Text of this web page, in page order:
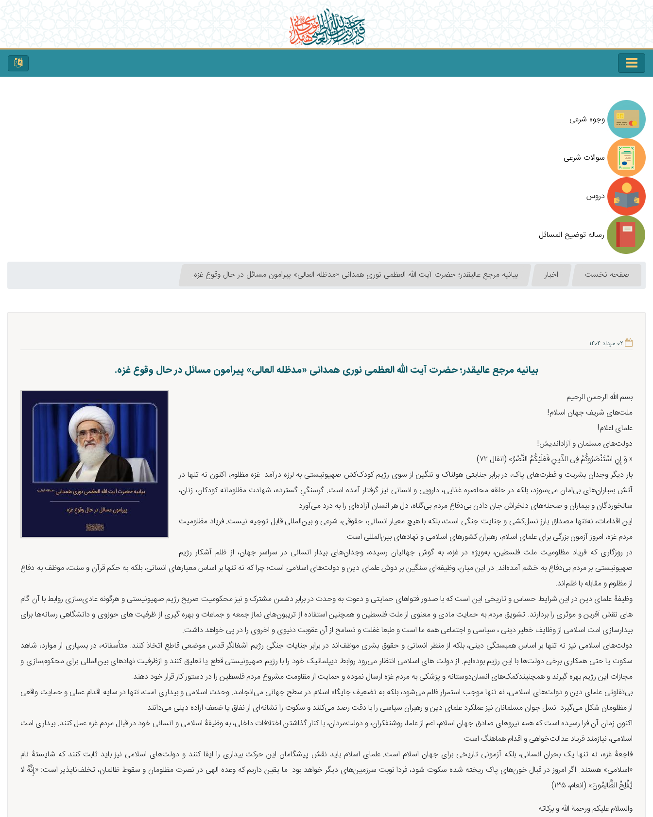
وجوه شرعی
سوالات شرعی
دروس
رساله توضیح المسائل
صفحه نخست اخبار بیانیه مرجع عالیقدر؛ حضرت آیت الله العظمی نوری همدانی «مدظله العالی» پیرامون مسائل در حال وقوع غزه.
۰۲ مرداد ۱۴۰۴
بیانیه مرجع عالیقدر؛ حضرت آیت الله العظمی نوری همدانی «مدظله العالی» پیرامون مسائل در حال وقوع غزه.
بسم الله الرحمن الرحیم
ملت‌های شریف جهان اسلام!
علمای اعلام!
دولت‌های مسلمان و آزاداندیش!
« وَ إِنِ اسْتَنْصَرُوكُمْ فِی الدِّینِ فَعَلَیْكُمُ النَّصْرُ» (انفال ۷۲)
بار دیگر وجدان بشریت و فطرت‌های پاک، در برابر جنایتی هولناک و ننگین از سوی رژیم کودک‌کش صهیونیستی به لرزه درآمد. غزه مظلوم، اکنون نه تنها در
آتش بمباران‌های بی‌امان می‌سوزد، بلکه در حلقه محاصره غذایی، دارویی و انسانی نیز گرفتار آمده است. گرسنگیِ گسترده، شهادت مظلومانه کودکان، زنان،
سالخوردگان و بیماران و صحنه‌های دلخراش جان دادن بی‌دفاع مردم بی‌گناه، دل هر انسان آزاده‌ای را به درد می‌آورد.
این اقدامات، نه‌تنها مصداق بارز نسل‌کشی و جنایت جنگی است، بلکه با هیچ معیار انسانی، حقوقی، شرعی و بین‌المللی قابل توجیه نیست. فریاد مظلومیت
مردم غزه، امروز آزمون بزرگی برای علمای اسلام، رهبران کشورهای اسلامی و نهادهای بین‌المللی است.
در روزگاری که فریاد مظلومیت ملت فلسطین، به‌ویژه در غزه، به گوش جهانیان رسیده، وجدان‌های بیدار انسانی در سراسر جهان، از ظلم آشکار رژیم
صهیونیستی بر مردم بی‌دفاع به خشم آمده‌اند. در این میان، وظیفه‌ای سنگین بر دوش علمای دین و دولت‌های اسلامی است؛ چرا که نه تنها بر اساس معیارهای انسانی، بلکه به حکم قرآن و سنت، موظف به دفاع
از مظلوم و مقابله با ظلم‌اند.
وظیفۀ علمای دین در این شرایط حساس و تاریخی این است که با صدور فتواهای حمایتی و دعوت به وحدت در برابر دشمن مشترک و نیز محکومیت صریح رژیم صهیونیستی و هرگونه عادی‌سازی روابط با آن گام
های نقش آفرین و موثری را بردارند. تشویق مردم به حمایت مادی و معنوی از ملت فلسطین و همچنین استفاده از تریبون‌های نماز جمعه و جماعات و بهره گیری از ظرفیت های حوزوی و دانشگاهی رسانه‌ها برای
بیدارسازی امت اسلامی از وظایف خطیر دینی ، سیاسی و اجتماعی همه ما است و طبعا غفلت و تسامح از آن عقوبت دنیوی و اخروی را در پی خواهد داشت.
دولت‌های اسلامی نیز نه تنها بر اساس همبستگی دینی، بلکه از منظر انسانی و حقوق بشری موظف‌اند در برابر جنایات جنگی رژیم اشغالگر قدس موضعی قاطع اتخاذ کنند. متأسفانه، در بسیاری از موارد، شاهد
سکوت یا حتی همکاری برخی دولت‌ها با این رژیم بوده‌ایم. از دولت های اسلامی انتظار می‌رود روابط دیپلماتیک خود را با رژیم صهیونیستی قطع یا تعلیق کنند و ازظرفیت نهادهای بین‌المللی برای محکوم‌سازی و
مجازات این رژیم بهره گیرند.و همچنیندکمک‌های انسان‌دوستانه و پزشکی به مردم غزه ارسال نموده و حمایت از مقاومت مشروع مردم فلسطین را در دستور کار قرار خود دهند.
بی‌تفاوتی علمای دین و دولت‌های اسلامی، نه تنها موجب استمرار ظلم می‌شود، بلکه به تضعیف جایگاه اسلام در سطح جهانی می‌انجامد. وحدت اسلامی و بیداری امت، تنها در سایه اقدام عملی و حمایت واقعی
از مظلومان شکل می‌گیرد. نسل جوان مسلمانان نیز عملکرد علمای دین و رهبران سیاسی را با دقت رصد می‌کنند و سکوت را نشانه‌ای از نفاق یا ضعف اراده دینی می‌دانند.
اکنون زمان آن فرا رسیده است که همه نیروهای صادق جهان اسلام، اعم از علما، روشنفکران، و دولت‌مردان، با کنار گذاشتن اختلافات داخلی، به وظیفۀ اسلامی و انسانی خود در قبال مردم غزه عمل کنند. بیداری امت
اسلامی، نیازمند فریاد عدالت‌خواهی و اقدام هماهنگ است.
فاجعۀ غزه، نه تنها یک بحران انسانی، بلکه آزمونی تاریخی برای جهان اسلام است. علمای اسلام باید نقش پیشگامان این حرکت بیداری را ایفا کنند و دولت‌های اسلامی نیز باید ثابت کنند که شایستۀ نام
«اسلامی» هستند. اگر امروز در قبال خون‌های پاک ریخته شده سکوت شود، فردا نوبت سرزمین‌های دیگر خواهد بود. ما یقین داریم که وعده الهی در نصرت مظلومان و سقوط ظالمان، تخلف‌ناپذیر است: «إِنَّهُ لا
یُفْلِحُ الظَّالِمُونَ» (انعام، ۱۳۵)
والسلام علیکم ورحمة الله و برکاته